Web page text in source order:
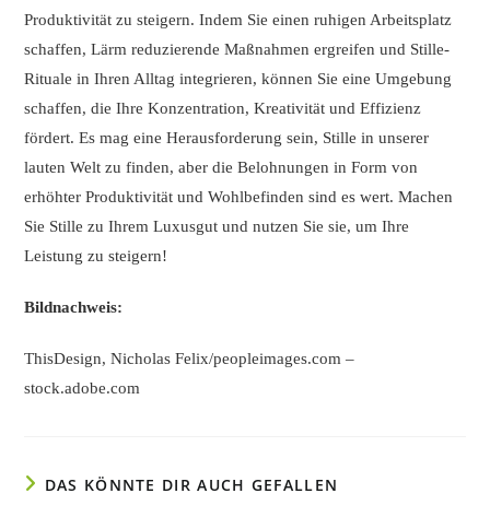
Produktivität zu steigern. Indem Sie einen ruhigen Arbeitsplatz
schaffen, Lärm reduzierende Maßnahmen ergreifen und Stille-
Rituale in Ihren Alltag integrieren, können Sie eine Umgebung
schaffen, die Ihre Konzentration, Kreativität und Effizienz
fördert. Es mag eine Herausforderung sein, Stille in unserer
lauten Welt zu finden, aber die Belohnungen in Form von
erhöhter Produktivität und Wohlbefinden sind es wert. Machen
Sie Stille zu Ihrem Luxusgut und nutzen Sie sie, um Ihre
Leistung zu steigern!
Bildnachweis:
ThisDesign, Nicholas Felix/peopleimages.com –
stock.adobe.com
DAS KÖNNTE DIR AUCH GEFALLEN